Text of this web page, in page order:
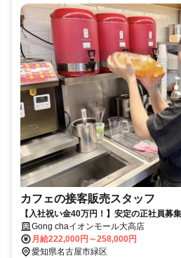
カフェの接客販売スタッフ
【入社祝い金40万円！】安定の正社員
当/社宅・結婚・出産祝い金制度etc）
Gong chaイオンモール大高店
月給222,000円～258,000円
愛知県名古屋市緑区